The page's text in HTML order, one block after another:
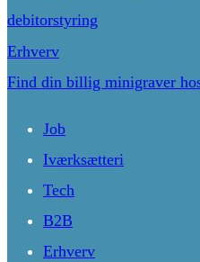
debitorstyring
Erhverv
Find din billig minigraver
Job
Iværksætteri
Tech
B2B
Erhverv